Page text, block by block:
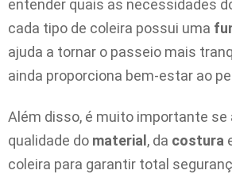
entender quais as necessidades
cada tipo de coleira possui uma
ajuda a tornar o passeio mais
ainda proporciona bem-estar ao
Além disso, é muito importante se
qualidade do material , da costura
coleira para garantir total